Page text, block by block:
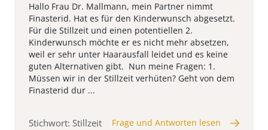
Hallo Frau Dr. Mallmann, mein Partner nimmt
Finasterid. Hat es für den Kinderwunsch abgesetzt.
Für die Stillzeit und einen potentiellen 2.
Kinderwunsch möchte er es nicht mehr absetzen,
weil er sehr unter Haarausfall leidet und es keine
guten Alternativen gibt. Nun meine Fragen: 1.
Müssen wir in der Stillzeit verhüten? Geht von dem
Finasterid dur ...
Stichwort: Stillzeit Frage und Antworten lesen